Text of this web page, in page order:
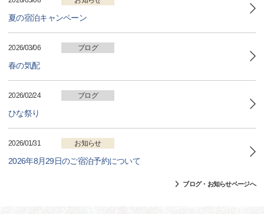
夏の宿泊キャンペーン
2026/03/06 ブログ
春の気配
2026/02/24 ブログ
ひな祭り
2026/01/31 お知らせ
2026年8月29日のご宿泊予約について
ブログ・お知らせページへ